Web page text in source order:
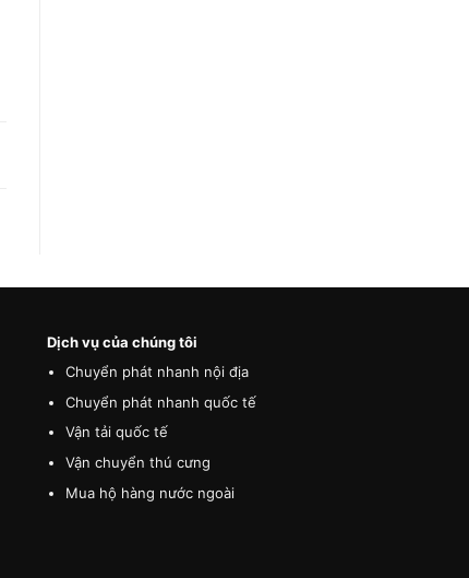
Dịch vụ của chúng tôi
Chuyển phát nhanh nội địa
Chuyển phát nhanh quốc tế
Vận tải quốc tế
Vận chuyển thú cưng
Mua hộ hàng nước ngoài